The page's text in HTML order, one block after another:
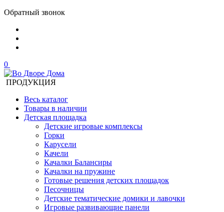
Обратный звонок
0
ПРОДУКЦИЯ
Весь каталог
Товары в наличии
Детская площадка
Детские игровые комплексы
Горки
Карусели
Качели
Качалки Балансиры
Качалки на пружине
Готовые решения детских площадок
Песочницы
Детские тематические домики и лавочки
Игровые развивающие панели